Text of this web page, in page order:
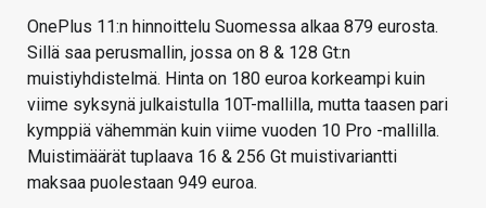
OnePlus 11:n hinnoittelu Suomessa alkaa 879 eurosta.
Sillä saa perusmallin, jossa on 8 & 128 Gt:n
muistiyhdistelmä. Hinta on 180 euroa korkeampi kuin
viime syksynä julkaistulla 10T-mallilla, mutta taasen pari
kymppiä vähemmän kuin viime vuoden 10 Pro -mallilla.
Muistimäärät tuplaava 16 & 256 Gt muistivariantti
maksaa puolestaan 949 euroa.